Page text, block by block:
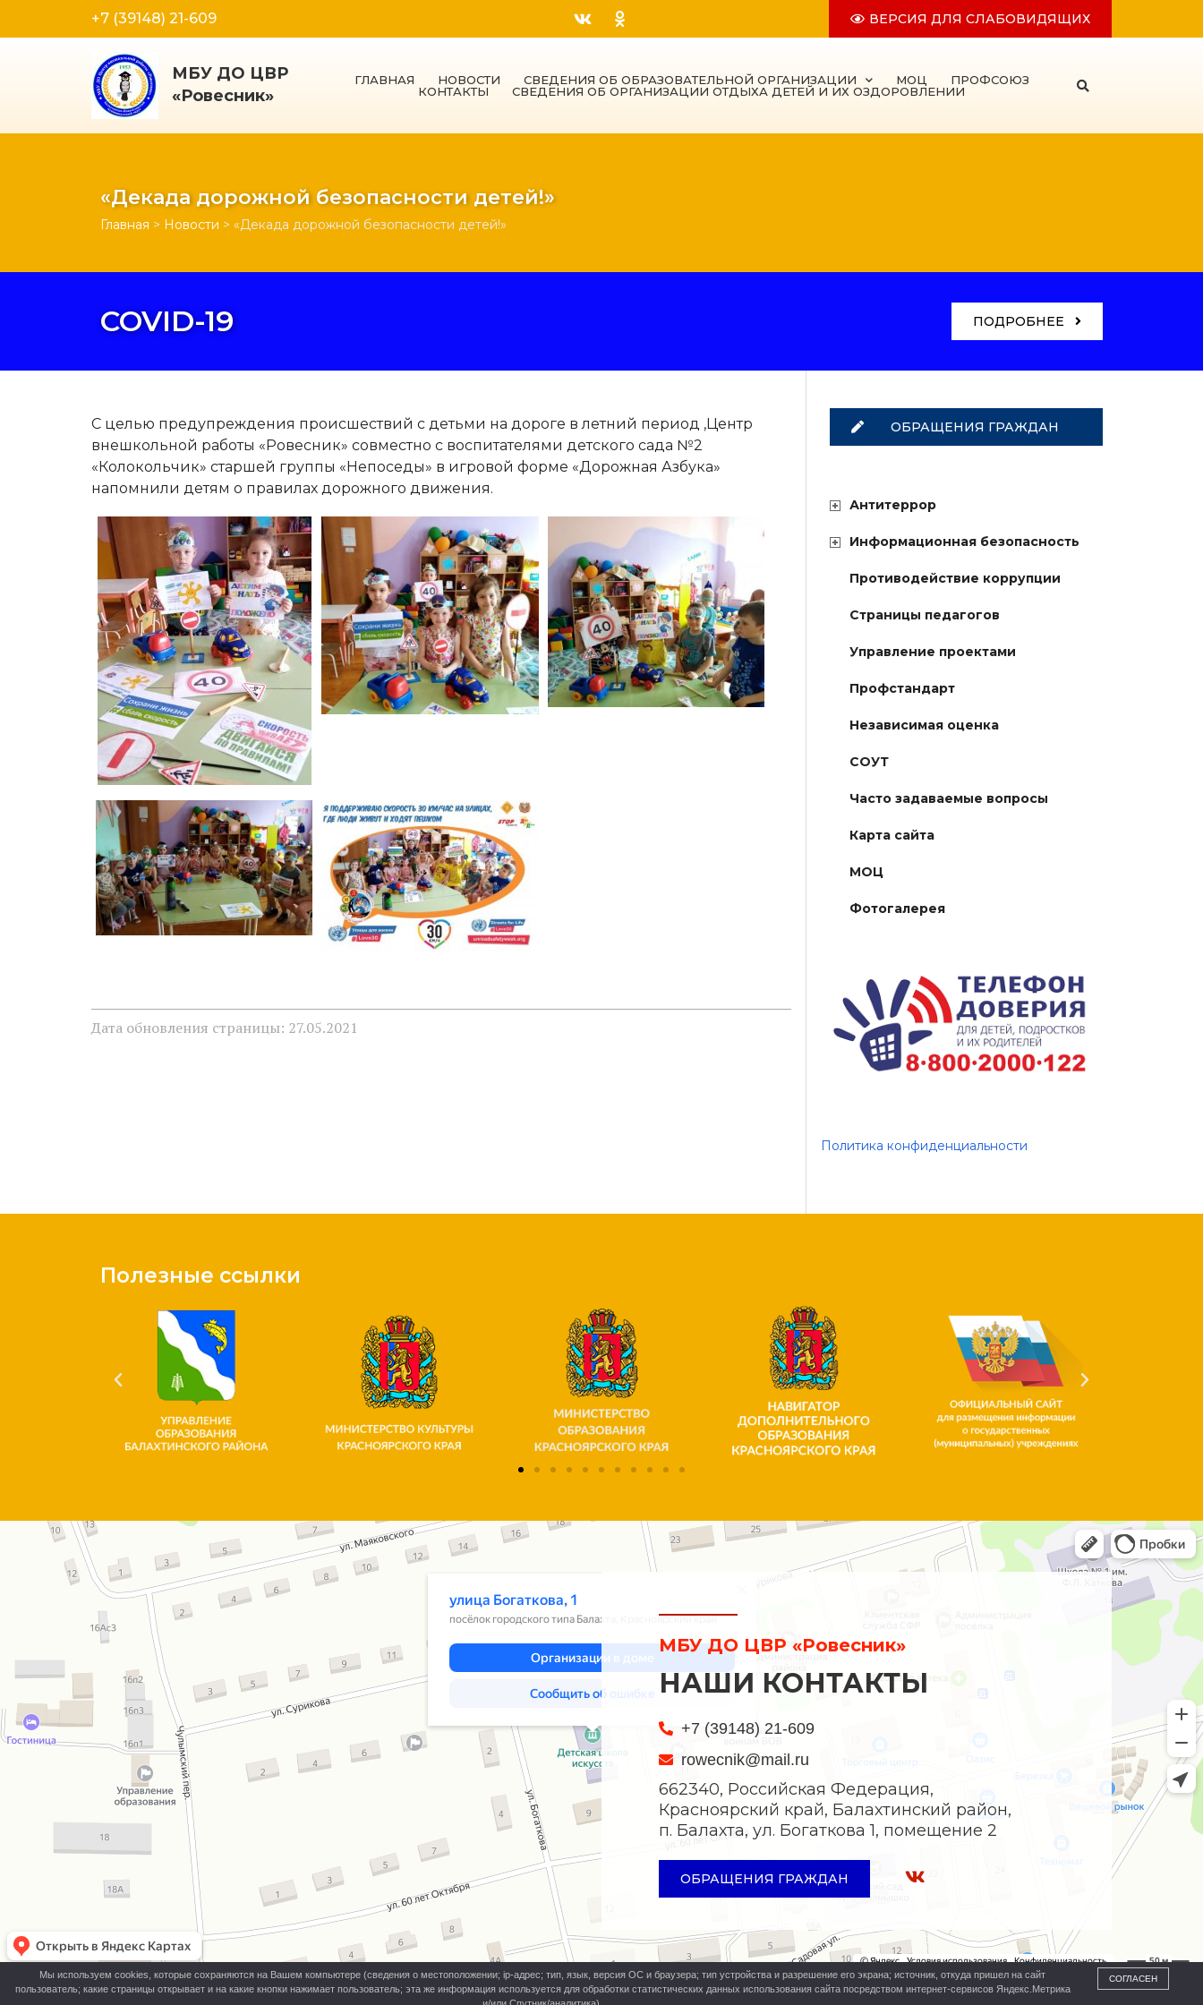
+7 (39148) 21-609 ВЕРСИЯ ДЛЯ СЛАБОВИДЯЩИХ
МБУ ДО ЦВР
«Ровесник»
ГЛАВНАЯ НОВОСТИ СВЕДЕНИЯ ОБ ОБРАЗОВАТЕЛЬНОЙ ОРГАНИЗАЦИИ МОЦ
ПРОФСОЮЗ
КОНТАКТЫ
СВЕДЕНИЯ ОБ ОРГАНИЗАЦИИ ОТДЫХА ДЕТЕЙ И ИХ ОЗДОРОВЛЕНИИ
«Декада дорожной безопасности детей!»
Главная > Новости > «Декада дорожной безопасности детей!»
COVID-19 ПОДРОБНЕЕ
С целью предупреждения происшествий с детьми на дороге в летний период ,Центр
внешкольной работы «Ровесник» совместно с воспитателями детского сада №2
«Колокольчик» старшей группы «Непоседы» в игровой форме «Дорожная Азбука»
напомнили детям о правилах дорожного движения.
Дата обновления страницы: 27.05.2021
ОБРАЩЕНИЯ ГРАЖДАН
Антитеррор
Информационная безопасность
Противодействие коррупции
Страницы педагогов
Управление проектами
Профстандарт
Независимая оценка
СОУТ
Часто задаваемые вопросы
Карта сайта
МОЦ
Фотогалерея
Политика конфиденциальности
Полезные ссылки
Красноярский край
Улица Богаткова, 1 на карте Красноярского края — Яндекс.Карты
МБУ ДО ЦВР «Ровесник»
НАШИ КОНТАКТЫ
+7 (39148) 21-609
rowecnik@mail.ru
662340, Российская Федерация,
Красноярский край, Балахтинский район,
п. Балахта, ул. Богаткова 1, помещение 2
ОБРАЩЕНИЯ ГРАЖДАН
Мы используем cookies, которые сохраняются на Вашем компьютере (сведения о местоположении; ip-адрес; тип, язык, версия ОС и браузера; тип устройства и разрешение его экрана; источник, откуда пришел на сайт
пользователь; какие страницы открывает и на какие кнопки нажимает пользователь; эта же информация используется для обработки статистических данных использования сайта посредством интернет-сервисов Яндекс.Метрика
СОГЛАСЕН